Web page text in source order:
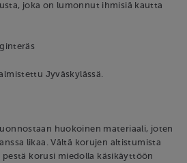
joka on lumonnut ihmisiä kautta
Jyväskylässä.
huokoinen materiaali, joten
likaa. Vältä korujen altistumista
pestä korusi miedolla käsikäyttöön